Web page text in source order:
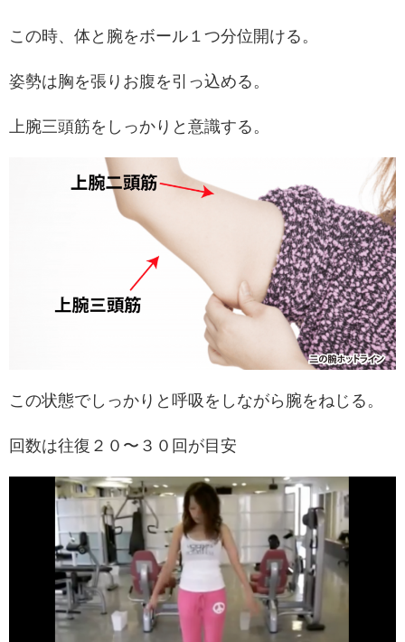
この時、体と腕をボール１つ分位開ける。
姿勢は胸を張りお腹を引っ込める。
上腕三頭筋をしっかりと意識する。
この状態でしっかりと呼吸をしながら腕をねじる。
回数は往復２０〜３０回が目安